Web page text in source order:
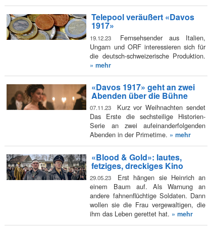
Telepool veräußert «Davos
1917»
19.12.23
Fernsehsender aus Italien,
Ungarn und ORF interessieren sich für
die deutsch-schweizerische Produktion.
» mehr
«Davos 1917» geht an zwei
Abenden über die Bühne
07.11.23
Kurz vor Weihnachten sendet
Das Erste die sechsteilige Historien-
Serie an zwei aufeinanderfolgenden
Abenden in der Primetime. » mehr
«Blood & Gold»: lautes,
fetziges, dreckiges Kino
29.05.23
Erst hängen sie Heinrich an
einem Baum auf. Als Warnung an
andere fahnenflüchtige Soldaten. Dann
wollen sie die Frau vergewaltigen, die
ihm das Leben gerettet hat. » mehr